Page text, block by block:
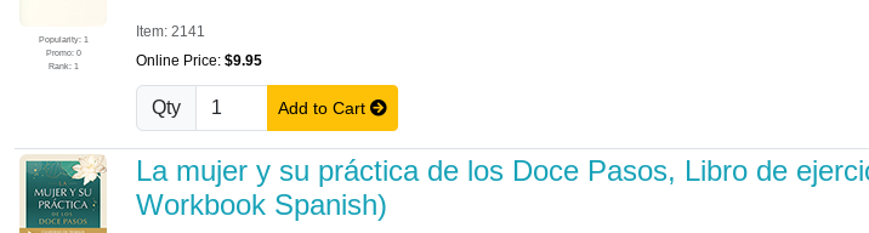
Popularity: 1
Promo: 0
Rank: 1
Item: 2141
Online Price: $9.95
Qty Add to Cart
La mujer y su práctica de los Doce Pasos, Libro de
Workbook Spanish)